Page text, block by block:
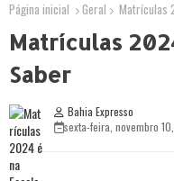
Página inicial Geral Matrículas
Matrículas
Saber
Bahia Expresso
sexta-feira, novembro